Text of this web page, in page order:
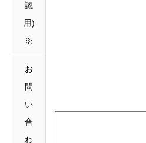
認
用)
※
お
問
い
合
わ